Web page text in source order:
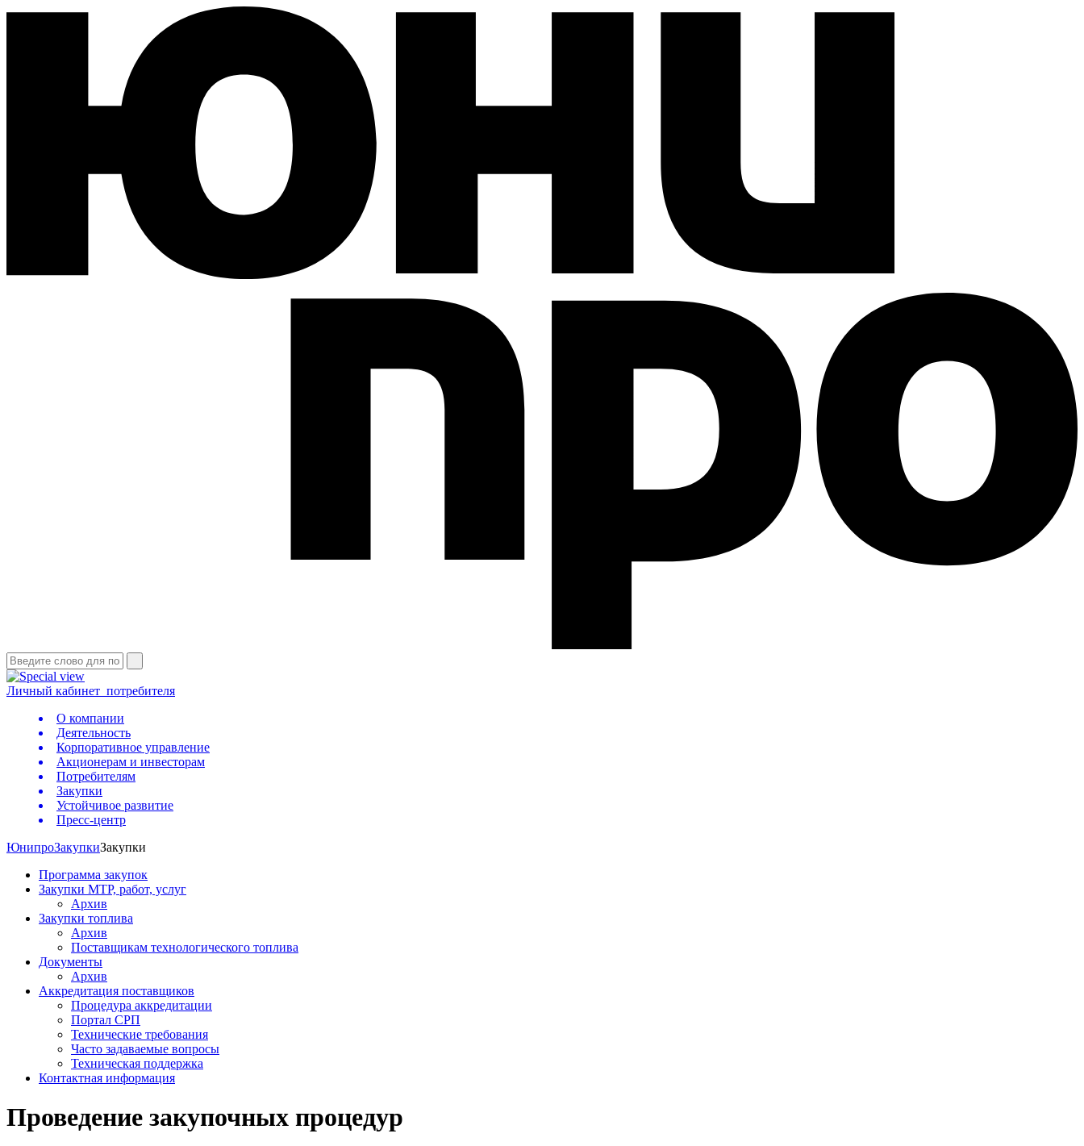
Личный кабинет потребителя
О компании
Деятельность
Корпоративное управление
Акционерам и инвесторам
Потребителям
Закупки
Устойчивое развитие
Пресс-центр
ЮнипроЗакупкиЗакупки
Программа закупок
Закупки МТР, работ, услуг
Архив
Закупки топлива
Архив
Поставщикам технологического топлива
Документы
Архив
Аккредитация поставщиков
Процедура аккредитации
Портал СРП
Технические требования
Часто задаваемые вопросы
Техническая поддержка
Контактная информация
Проведение закупочных процедур